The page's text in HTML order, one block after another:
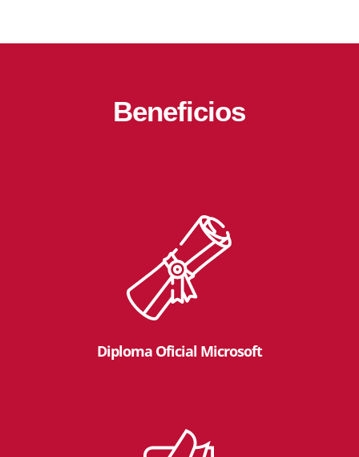
Beneficios
Diploma Oficial Microsoft